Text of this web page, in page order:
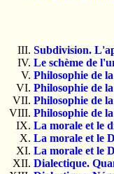
Subdivision.
Le schème de
Philosophie de
Philosophie de
Philosophie de
Philosophie de
La morale et le
La morale et le
La morale et le
Dialectique.